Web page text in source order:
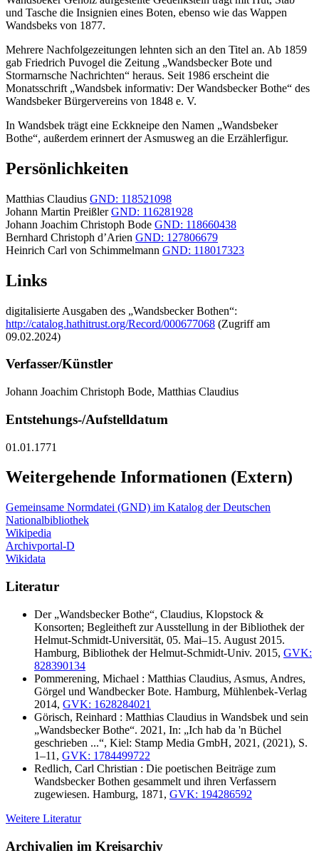
und Tasche die Insignien eines Boten, ebenso wie das Wappen
Wandsbeks von 1877.
Mehrere Nachfolgezeitungen lehnten sich an den Titel an. Ab 1859
gab Friedrich Puvogel die Zeitung „Wandsbecker Bote und
Stormarnsche Nachrichten“ heraus. Seit 1986 erscheint die
Monatsschrift „Wandsbek informativ: Der Wandsbecker Bothe“ des
Wandsbeker Bürgervereins von 1848 e. V.
In Wandsbek trägt eine Eckkneipe den Namen „Wandsbeker
Bothe“, außerdem erinnert der Asmusweg an die Erzählerfigur.
Persönlichkeiten
Matthias Claudius GND: 118521098
Johann Martin PreißlerGND: 116281928
Johann Joachim Christoph Bode GND: 118660438
Bernhard Christoph d’Arien GND: 127806679
Heinrich Carl von Schimmelmann GND: 118017323
Links
digitalisierte Ausgaben des „Wandsbecker Bothen“:
http://catalog.hathitrust.org/Record/000677068 (Zugriff am
09.02.2024)
Verfasser/Künstler
Johann Joachim Christoph Bode, Matthias Claudius
Entstehungs-/Aufstelldatum
01.01.1771
Weitergehende Informationen (Extern)
Gemeinsame Normdatei (GND) im Katalog der Deutschen
Nationalbibliothek
Wikipedia
Archivportal-D
Wikidata
Literatur
Der „Wandsbecker Bothe“, Claudius, Klopstock &
Konsorten; Begleitheft zur Ausstellung in der Bibliothek der
Helmut-Schmidt-Universität, 05. Mai–15. August 2015.
Hamburg, Bibliothek der Helmut-Schmidt-Univ. 2015, GVK:
828390134
Pommerening, Michael : Matthias Claudius, Asmus, Andres,
Görgel und Wandbecker Bote. Hamburg, Mühlenbek-Verlag
2014, GVK: 1628284021
Görisch, Reinhard : Matthias Claudius in Wandsbek und sein
„Wandsbecker Bothe“. 2021, In: „Ich hab da 'n Büchel
geschrieben ...“, Kiel: Stamp Media GmbH, 2021, (2021), S.
1–11, GVK: 1784499722
Redlich, Carl Christian : Die poetischen Beiträge zum
Wandsbecker Bothen gesammelt und ihren Verfassern
zugewiesen. Hamburg, 1871, GVK: 194286592
Weitere Literatur
Archivalien im Kreisarchiv